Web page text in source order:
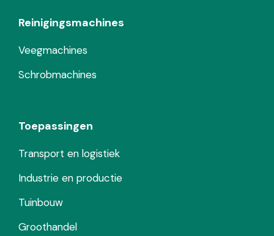
Reinigingsmachines
Veegmachines
Schrobmachines
Toepassingen
Transport en logistiek
Industrie en productie
Tuinbouw
Groothandel